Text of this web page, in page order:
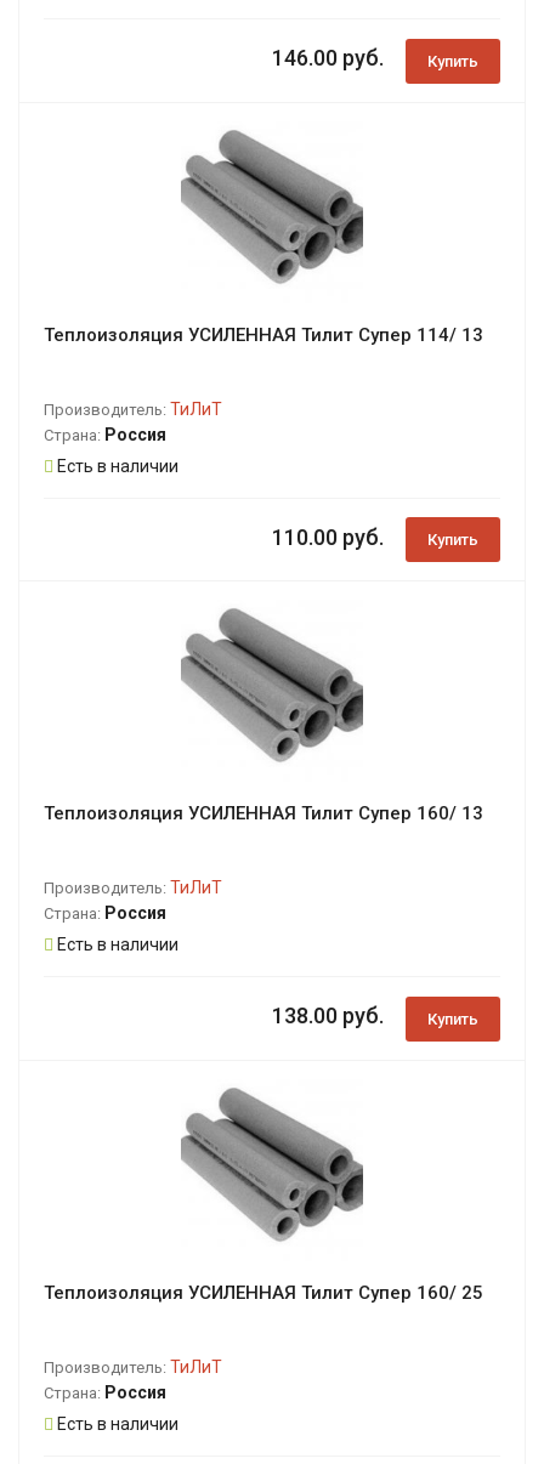
146.00 руб. Купить
Теплоизоляция УСИЛЕННАЯ Тилит Супер 114/ 13
Производитель: ТиЛиТ
Страна: Россия
Есть в наличии
110.00 руб. Купить
Теплоизоляция УСИЛЕННАЯ Тилит Супер 160/ 13
Производитель: ТиЛиТ
Страна: Россия
Есть в наличии
138.00 руб. Купить
Теплоизоляция УСИЛЕННАЯ Тилит Супер 160/ 25
Производитель: ТиЛиТ
Страна: Россия
Есть в наличии